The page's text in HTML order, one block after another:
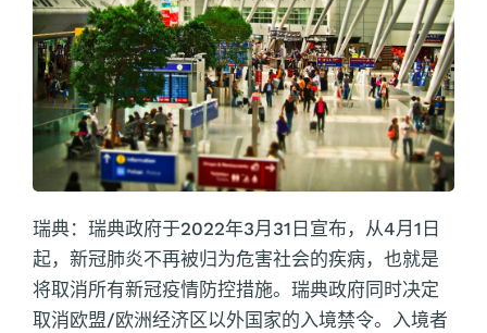
瑞典：瑞典政府于2022年3月31日宣布，从4月1日
起，新冠肺炎不再被归为危害社会的疾病，也就是
将取消所有新冠疫情防控措施。瑞典政府同时决定
取消欧盟/欧洲经济区以外国家的入境禁令。入境者